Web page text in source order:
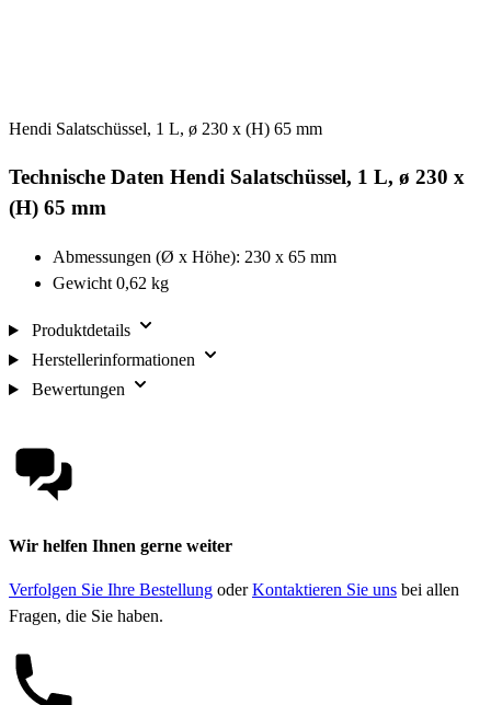
Hendi Salatschüssel, 1 L, ø 230 x (H) 65 mm
Technische Daten Hendi Salatschüssel, 1 L, ø 230 x
(H) 65 mm
Abmessungen (Ø x Höhe): 230 x 65 mm
Gewicht 0,62 kg
Produktdetails
Herstellerinformationen
Bewertungen
Wir helfen Ihnen gerne weiter
Verfolgen Sie Ihre Bestellung oderKontaktieren Sie uns bei allen
Fragen, die Sie haben.